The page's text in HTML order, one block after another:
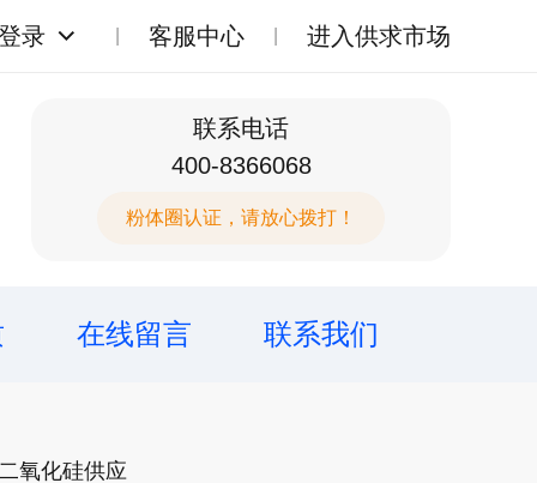
录 客服中心 进入供求市场
联系电话
400-8366068
粉体圈认证，请放心拨打！
在线留言 联系我们
氧化硅供应